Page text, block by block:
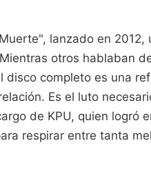
lanzado en
otros hablaban
disco completo es una
Es el luto
de KPU, quien logró
respirar entre tanta